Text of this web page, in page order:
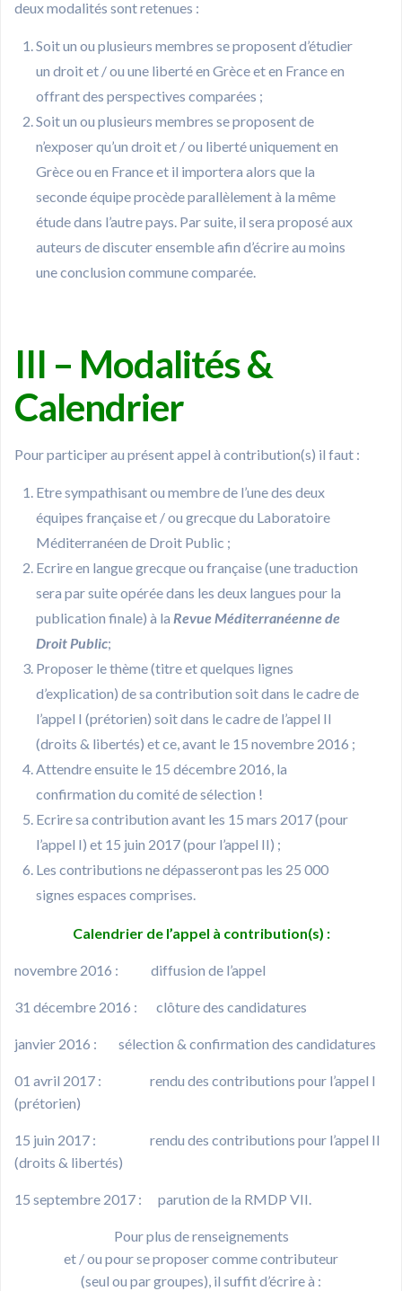
deux modalités sont retenues :
Soit un ou plusieurs membres se proposent d’étudier
un droit et / ou une liberté en Grèce et en France en
offrant des perspectives comparées ;
Soit un ou plusieurs membres se proposent de
n’exposer qu’un droit et / ou liberté uniquement en
Grèce ou en France et il importera alors que la
seconde équipe procède parallèlement à la même
étude dans l’autre pays. Par suite, il sera proposé aux
auteurs de discuter ensemble afin d’écrire au moins
une conclusion commune comparée.
III – Modalités &
Calendrier
Pour participer au présent appel à contribution(s) il faut :
Etre sympathisant ou membre de l’une des deux
équipes française et / ou grecque du Laboratoire
Méditerranéen de Droit Public ;
Ecrire en langue grecque ou française (une traduction
sera par suite opérée dans les deux langues pour la
publication finale) à la Revue Méditerranéenne de
Droit Public;
Proposer le thème (titre et quelques lignes
d’explication) de sa contribution soit dans le cadre de
l’appel I (prétorien) soit dans le cadre de l’appel II
(droits & libertés) et ce, avant le 15 novembre 2016 ;
Attendre ensuite le 15 décembre 2016, la
confirmation du comité de sélection !
Ecrire sa contribution avant les 15 mars 2017 (pour
l’appel I) et 15 juin 2017 (pour l’appel II) ;
Les contributions ne dépasseront pas les 25 000
signes espaces comprises.
Calendrier de l’appel à contribution(s) :
novembre 2016 : diffusion de l’appel
31 décembre 2016 : clôture des candidatures
janvier 2016 : sélection & confirmation des candidatures
01 avril 2017 : rendu des contributions pour l’appel I
(prétorien)
15 juin 2017 : rendu des contributions pour l’appel II
(droits & libertés)
15 septembre 2017 : parution de la RMDP VII.
Pour plus de renseignements
et / ou pour se proposer comme contributeur
(seul ou par groupes), il suffit d’écrire à :